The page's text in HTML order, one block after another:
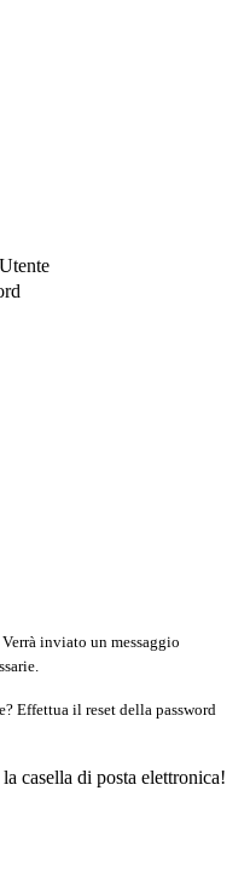
Verrà inviato un messaggio
Effettua il reset della password
casella di posta elettronica!